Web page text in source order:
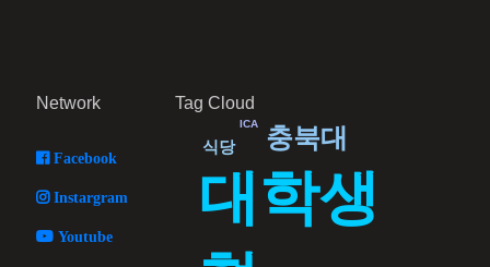
Network
Facebook
Instargram
Youtube
Tag Cloud
대학생
충북대
식당
ICA